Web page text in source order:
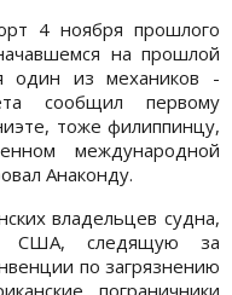
4 ноября прошлого
на прошлой
один из механиков -
сообщил первому
тоже филиппинцу,
международной
Анаконду.
владельцев судна,
США, следящую за
по загрязнению